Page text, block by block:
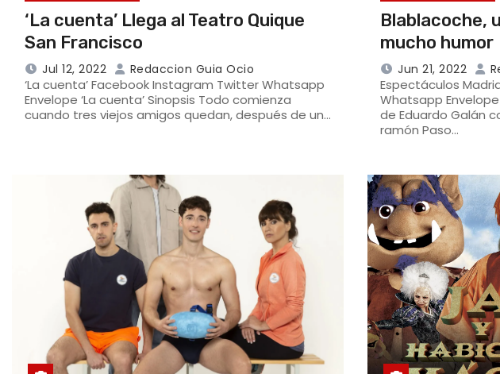
‘La cuenta’ Llega al Teatro Quique
San Francisco
Jul 12, 2022 Redaccion Guia Ocio
‘La cuenta’ Facebook Instagram Twitter Whatsapp
Envelope ‘La cuenta’ Sinopsis Todo comienza
cuando tres viejos amigos quedan, después de un…
Blablacoche,
mucho humor
Jun 21, 2022
Espectáculos
Whatsapp
de Eduardo Galán
ramón Paso…